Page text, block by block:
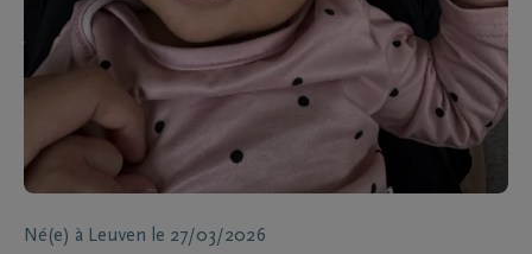
Né(e) à Leuven le 27/03/2026